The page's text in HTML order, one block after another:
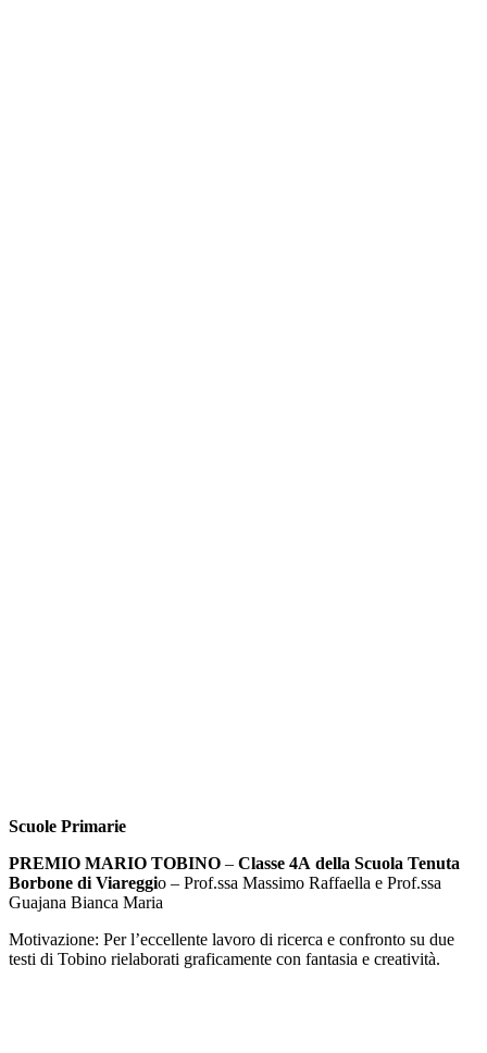
Scuole Primarie
PREMIO MARIO TOBINO – Classe 4A della Scuola Tenuta
Borbone di Viareggio – Prof.ssa Massimo Raffaella e Prof.ssa
Guajana Bianca Maria
Motivazione: Per l’eccellente lavoro di ricerca e confronto su due
testi di Tobino rielaborati graficamente con fantasia e creatività.